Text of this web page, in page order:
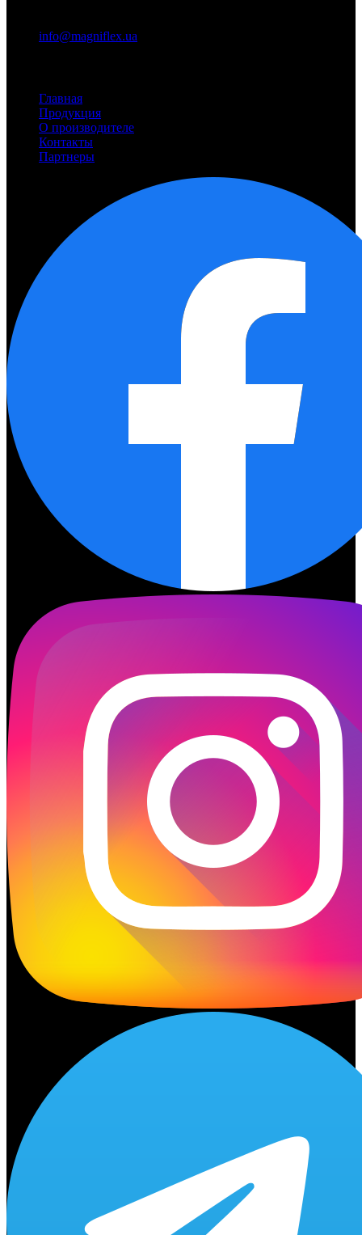
info@magniflex.ua
Главная
Продукция
О производителе
Контакты
Партнеры